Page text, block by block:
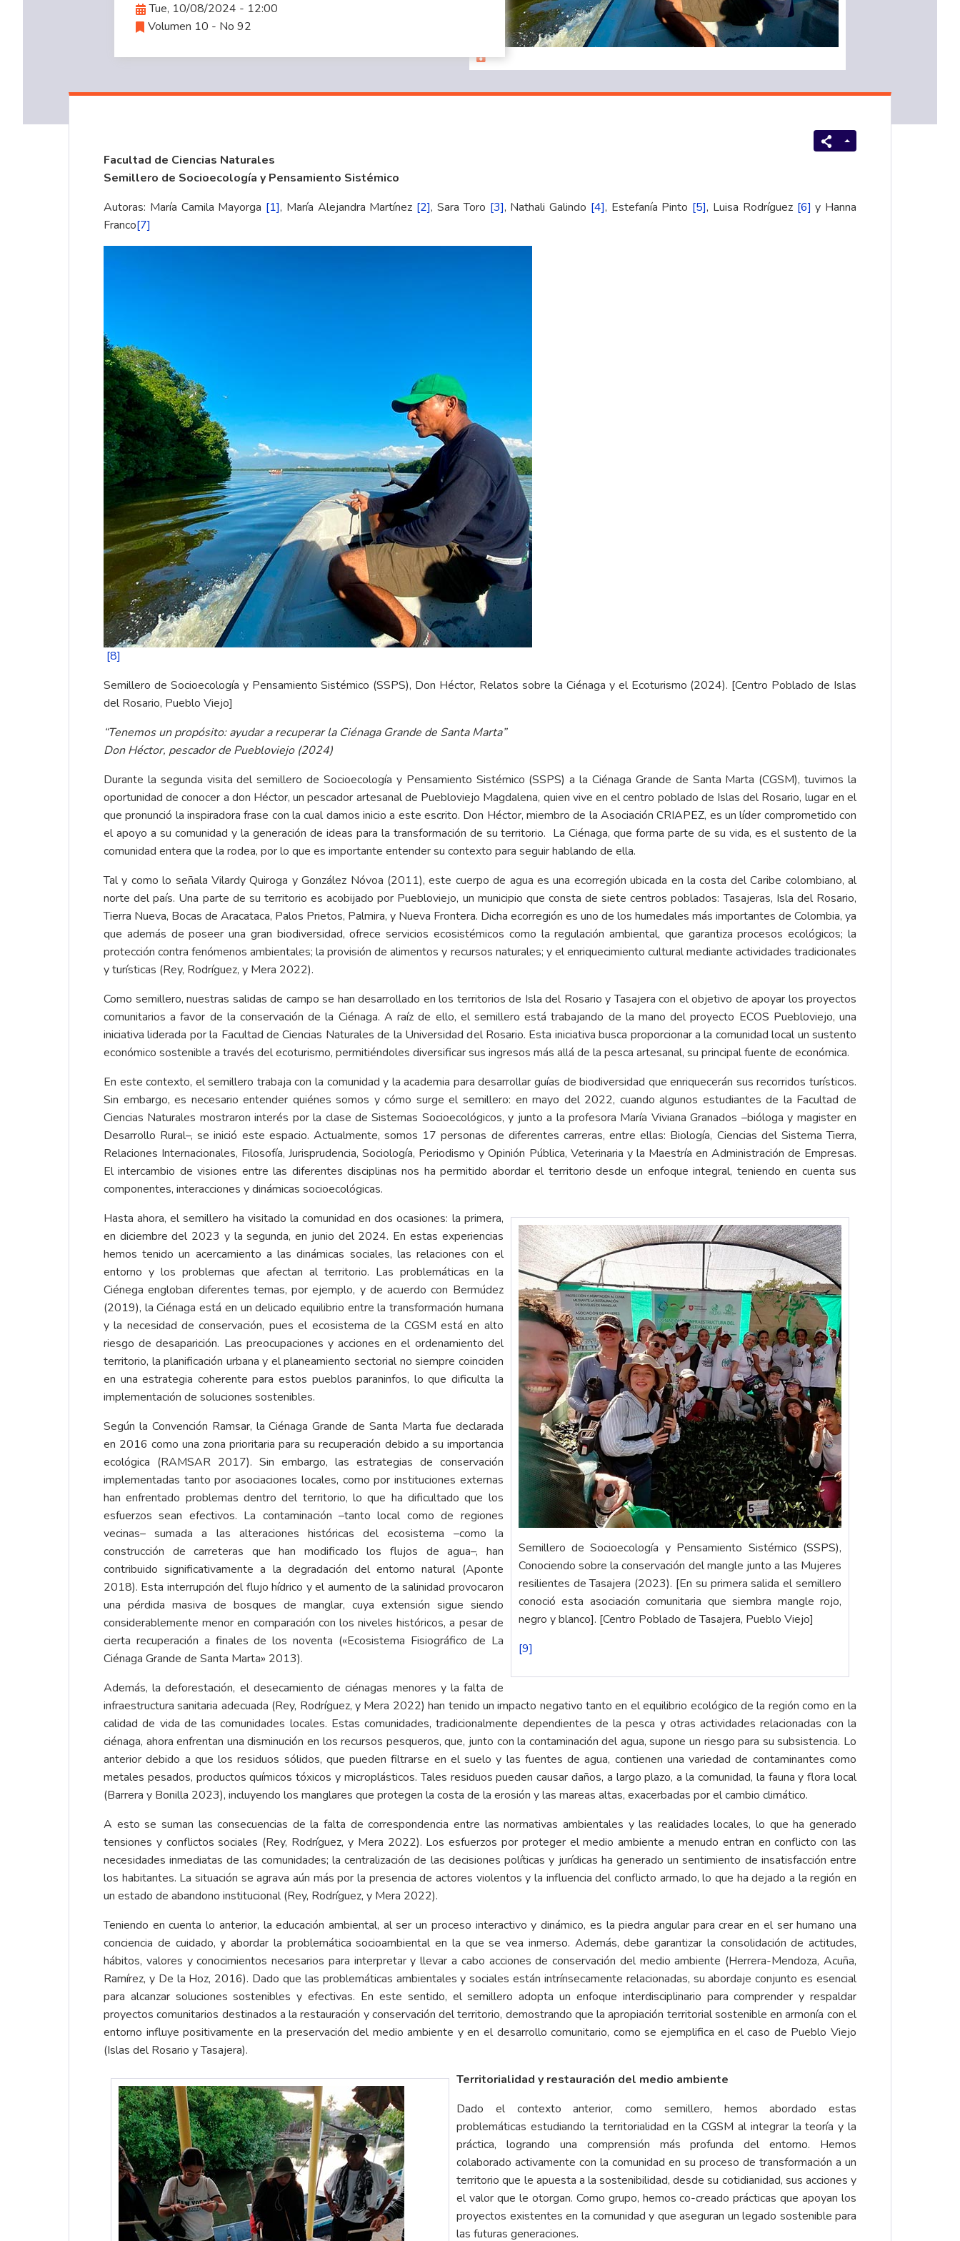
Tue, 10/08/2024 - 12:00
Volumen 10 - No 92
Facultad de Ciencias Naturales
Semillero de Socioecología y Pensamiento Sistémico
Autoras: María Camila Mayorga [1], María Alejandra Martínez [2], Sara Toro [3], Nathali Galindo [4], Estefanía Pinto [5], Luisa Rodríguez [6] y Hanna
Franco[7]
[8]
Semillero de Socioecología y Pensamiento Sistémico (SSPS), Don Héctor, Relatos sobre la Ciénaga y el Ecoturismo (2024). [Centro Poblado de Islas
del Rosario, Pueblo Viejo]
“Tenemos un propósito: ayudar a recuperar la Ciénaga Grande de Santa Marta”
Don Héctor, pescador de Puebloviejo (2024)
Durante la segunda visita del semillero de Socioecología y Pensamiento Sistémico (SSPS) a la Ciénaga Grande de Santa Marta (CGSM), tuvimos la
oportunidad de conocer a don Héctor, un pescador artesanal de Puebloviejo Magdalena, quien vive en el centro poblado de Islas del Rosario, lugar en el
que pronunció la inspiradora frase con la cual damos inicio a este escrito. Don Héctor, miembro de la Asociación CRIAPEZ, es un líder comprometido con
el apoyo a su comunidad y la generación de ideas para la transformación de su territorio. La Ciénaga, que forma parte de su vida, es el sustento de la
comunidad entera que la rodea, por lo que es importante entender su contexto para seguir hablando de ella.
Tal y como lo señala Vilardy Quiroga y González Nóvoa (2011), este cuerpo de agua es una ecorregión ubicada en la costa del Caribe colombiano, al
norte del país. Una parte de su territorio es acobijado por Puebloviejo, un municipio que consta de siete centros poblados: Tasajeras, Isla del Rosario,
Tierra Nueva, Bocas de Aracataca, Palos Prietos, Palmira, y Nueva Frontera. Dicha ecorregión es uno de los humedales más importantes de Colombia, ya
que además de poseer una gran biodiversidad, ofrece servicios ecosistémicos como la regulación ambiental, que garantiza procesos ecológicos; la
protección contra fenómenos ambientales; la provisión de alimentos y recursos naturales; y el enriquecimiento cultural mediante actividades tradicionales
y turísticas (Rey, Rodríguez, y Mera 2022).
Como semillero, nuestras salidas de campo se han desarrollado en los territorios de Isla del Rosario y Tasajera con el objetivo de apoyar los proyectos
comunitarios a favor de la conservación de la Ciénaga. A raíz de ello, el semillero está trabajando de la mano del proyecto ECOS Puebloviejo, una
iniciativa liderada por la Facultad de Ciencias Naturales de la Universidad del Rosario. Esta iniciativa busca proporcionar a la comunidad local un sustento
económico sostenible a través del ecoturismo, permitiéndoles diversificar sus ingresos más allá de la pesca artesanal, su principal fuente de económica.
En este contexto, el semillero trabaja con la comunidad y la academia para desarrollar guías de biodiversidad que enriquecerán sus recorridos turísticos.
Sin embargo, es necesario entender quiénes somos y cómo surge el semillero: en mayo del 2022, cuando algunos estudiantes de la Facultad de
Ciencias Naturales mostraron interés por la clase de Sistemas Socioecológicos, y junto a la profesora María Viviana Granados –bióloga y magister en
Desarrollo Rural–, se inició este espacio. Actualmente, somos 17 personas de diferentes carreras, entre ellas: Biología, Ciencias del Sistema Tierra,
Relaciones Internacionales, Filosofía, Jurisprudencia, Sociología, Periodismo y Opinión Pública, Veterinaria y la Maestría en Administración de Empresas.
El intercambio de visiones entre las diferentes disciplinas nos ha permitido abordar el territorio desde un enfoque integral, teniendo en cuenta sus
componentes, interacciones y dinámicas socioecológicas.
Semillero de Socioecología y Pensamiento Sistémico (SSPS),
Conociendo sobre la conservación del mangle junto a las Mujeres
resilientes de Tasajera (2023). [En su primera salida el semillero
conoció esta asociación comunitaria que siembra mangle rojo,
negro y blanco]. [Centro Poblado de Tasajera, Pueblo Viejo]
[9]
Hasta ahora, el semillero ha visitado la comunidad en dos ocasiones: la primera,
en diciembre del 2023 y la segunda, en junio del 2024. En estas experiencias
hemos tenido un acercamiento a las dinámicas sociales, las relaciones con el
entorno y los problemas que afectan al territorio. Las problemáticas en la
Ciénega engloban diferentes temas, por ejemplo, y de acuerdo con Bermúdez
(2019), la Ciénaga está en un delicado equilibrio entre la transformación humana
y la necesidad de conservación, pues el ecosistema de la CGSM está en alto
riesgo de desaparición. Las preocupaciones y acciones en el ordenamiento del
territorio, la planificación urbana y el planeamiento sectorial no siempre coinciden
en una estrategia coherente para estos pueblos paraninfos, lo que dificulta la
implementación de soluciones sostenibles.
Según la Convención Ramsar, la Ciénaga Grande de Santa Marta fue declarada
en 2016 como una zona prioritaria para su recuperación debido a su importancia
ecológica (RAMSAR 2017). Sin embargo, las estrategias de conservación
implementadas tanto por asociaciones locales, como por instituciones externas
han enfrentado problemas dentro del territorio, lo que ha dificultado que los
esfuerzos sean efectivos. La contaminación –tanto local como de regiones
vecinas– sumada a las alteraciones históricas del ecosistema –como la
construcción de carreteras que han modificado los flujos de agua–, han
contribuido significativamente a la degradación del entorno natural (Aponte
2018). Esta interrupción del flujo hídrico y el aumento de la salinidad provocaron
una pérdida masiva de bosques de manglar, cuya extensión sigue siendo
considerablemente menor en comparación con los niveles históricos, a pesar de
cierta recuperación a finales de los noventa («Ecosistema Fisiográfico de La
Ciénaga Grande de Santa Marta» 2013).
Además, la deforestación, el desecamiento de ciénagas menores y la falta de
infraestructura sanitaria adecuada (Rey, Rodríguez, y Mera 2022) han tenido un impacto negativo tanto en el equilibrio ecológico de la región como en la
calidad de vida de las comunidades locales. Estas comunidades, tradicionalmente dependientes de la pesca y otras actividades relacionadas con la
ciénaga, ahora enfrentan una disminución en los recursos pesqueros, que, junto con la contaminación del agua, supone un riesgo para su subsistencia. Lo
anterior debido a que los residuos sólidos, que pueden filtrarse en el suelo y las fuentes de agua, contienen una variedad de contaminantes como
metales pesados, productos químicos tóxicos y microplásticos. Tales residuos pueden causar daños, a largo plazo, a la comunidad, la fauna y flora local
(Barrera y Bonilla 2023), incluyendo los manglares que protegen la costa de la erosión y las mareas altas, exacerbadas por el cambio climático.
A esto se suman las consecuencias de la falta de correspondencia entre las normativas ambientales y las realidades locales, lo que ha generado
tensiones y conflictos sociales (Rey, Rodríguez, y Mera 2022). Los esfuerzos por proteger el medio ambiente a menudo entran en conflicto con las
necesidades inmediatas de las comunidades; la centralización de las decisiones políticas y jurídicas ha generado un sentimiento de insatisfacción entre
los habitantes. La situación se agrava aún más por la presencia de actores violentos y la influencia del conflicto armado, lo que ha dejado a la región en
un estado de abandono institucional (Rey, Rodríguez, y Mera 2022).
Teniendo en cuenta lo anterior, la educación ambiental, al ser un proceso interactivo y dinámico, es la piedra angular para crear en el ser humano una
conciencia de cuidado, y abordar la problemática socioambiental en la que se vea inmerso. Además, debe garantizar la consolidación de actitudes,
hábitos, valores y conocimientos necesarios para interpretar y llevar a cabo acciones de conservación del medio ambiente (Herrera-Mendoza, Acuña,
Ramírez, y De la Hoz, 2016). Dado que las problemáticas ambientales y sociales están intrínsecamente relacionadas, su abordaje conjunto es esencial
para alcanzar soluciones sostenibles y efectivas. En este sentido, el semillero adopta un enfoque interdisciplinario para comprender y respaldar
proyectos comunitarios destinados a la restauración y conservación del territorio, demostrando que la apropiación territorial sostenible en armonía con el
entorno influye positivamente en la preservación del medio ambiente y en el desarrollo comunitario, como se ejemplifica en el caso de Pueblo Viejo
(Islas del Rosario y Tasajera).
Territorialidad y restauración del medio ambiente
Dado el contexto anterior, como semillero, hemos abordado estas
problemáticas estudiando la territorialidad en la CGSM al integrar la teoría y la
práctica, logrando una comprensión más profunda del entorno. Hemos
colaborado activamente con la comunidad en su proceso de transformación a un
territorio que le apuesta a la sostenibilidad, desde su cotidianidad, sus acciones y
el valor que le otorgan. Como grupo, hemos co-creado prácticas que apoyan los
proyectos existentes en la comunidad y que aseguran un legado sostenible para
las futuras generaciones.